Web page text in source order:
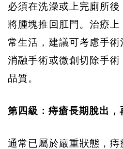
必須在洗澡或上完廁所
將腫塊推回肛門。治療上
常生活，建議可考慮手
消融手術或微創切除手
品質。
第四級：痔瘡長期脫出，
通常已屬於嚴重狀態，